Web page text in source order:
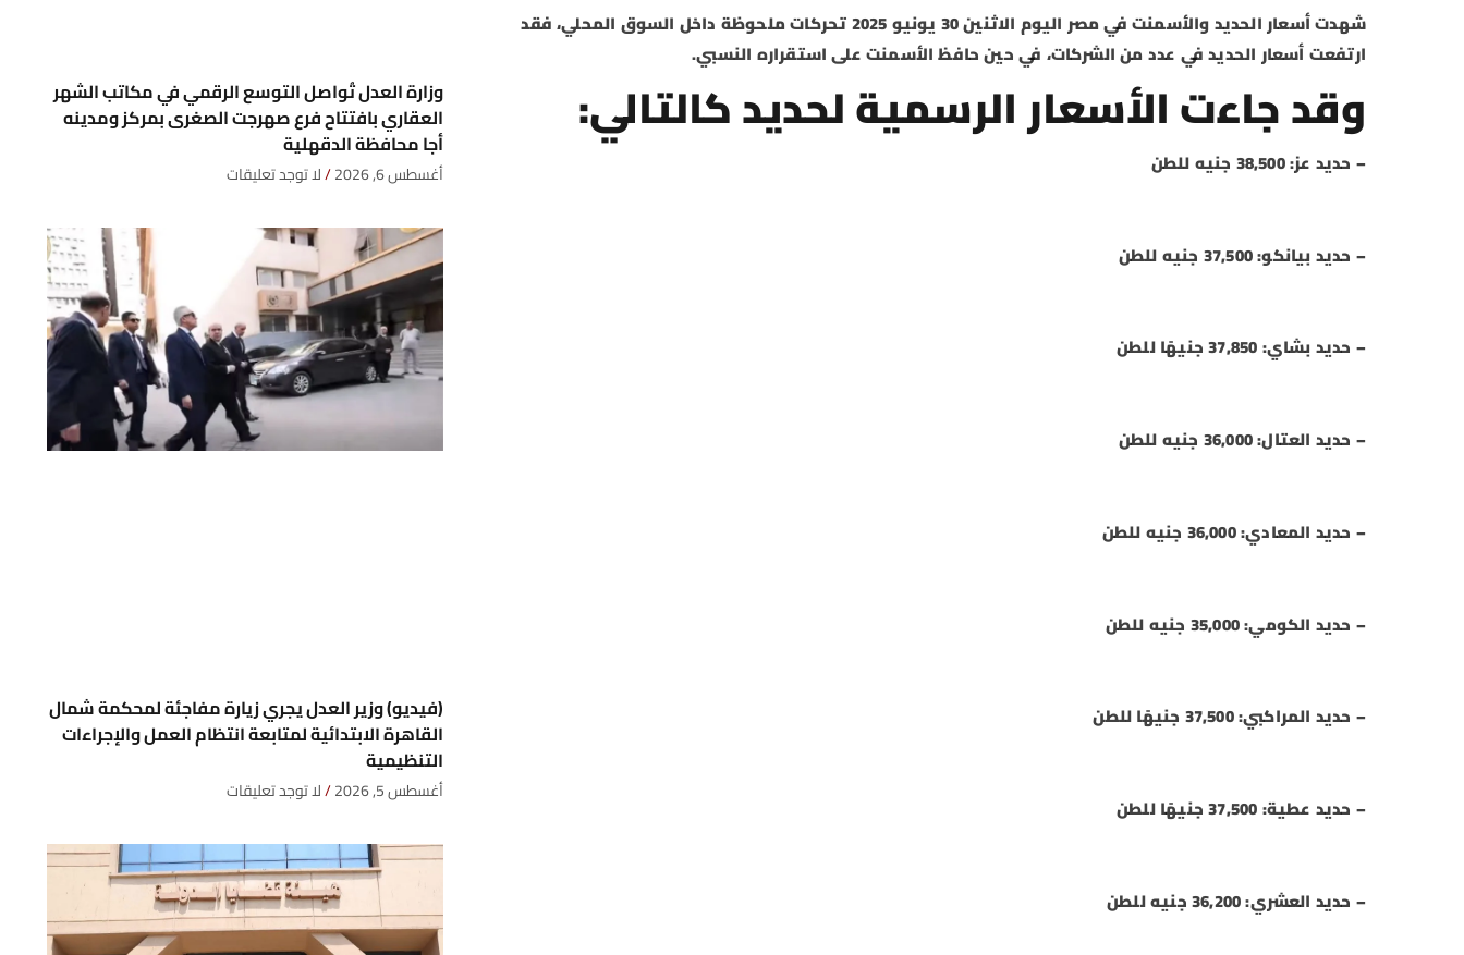
شهدت أسعار الحديد والأسمنت في مصر اليوم الاثنين 30 يونيو 2025 تحركات ملحوظة داخل السوق المحلي، فقد
ارتفعت أسعار الحديد في عدد من الشركات، في حين حافظ الأسمنت على استقراره النسبي.
وقد جاءت الأسعار الرسمية لحديد كالتالي:
– حديد عز: 38,500 جنيه للطن
– حديد بيانكو: 37,500 جنيه للطن
– حديد بشاي: 37,850 جنيهًا للطن
– حديد العتال: 36,000 جنيه للطن
– حديد المعادي: 36,000 جنيه للطن
– حديد الكومي: 35,000 جنيه للطن
– حديد المراكبي: 37,500 جنيهًا للطن
– حديد عطية: 37,500 جنيهًا للطن
– حديد العشري: 36,200 جنيه للطن
وزارة العدل تُواصل التوسع الرقمي في مكاتب الشهر
العقاري بافتتاح فرع صهرجت الصغرى بمركز ومدينه
أجا محافظة الدقهلية
أغسطس 6, 2026 لا توجد تعليقات
(فيديو) وزير العدل يجري زيارة مفاجئة لمحكمة شمال
القاهرة الابتدائية لمتابعة انتظام العمل والإجراءات
التنظيمية
أغسطس 5, 2026 لا توجد تعليقات